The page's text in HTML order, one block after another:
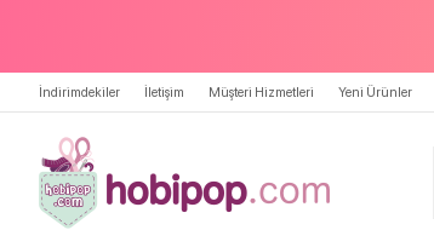
İndirimdekiler İletişim Müşteri Hizmetleri Yeni Ürünler